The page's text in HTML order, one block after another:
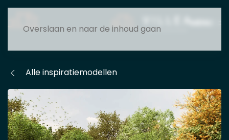
Overslaan en naar de inhoud gaan
Alle inspiratiemodellen